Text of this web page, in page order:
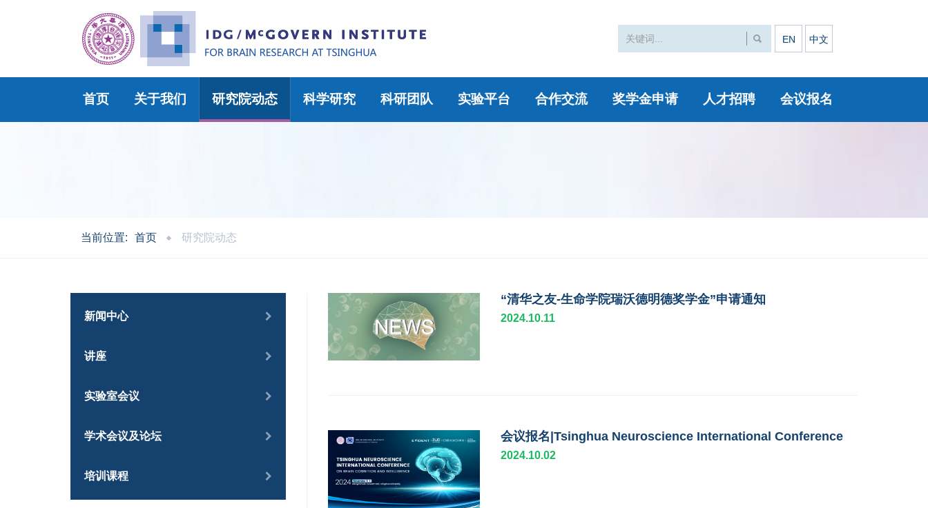
EN 中文
首页 关于我们 研究院动态 科学研究 科研团队 实验平台 合作交流 奖学金申请 人才招聘 会议报名
当前位置: 首页 研究院动态
新闻中心
讲座
实验室会议
学术会议及论坛
培训课程
“清华之友-生命学院瑞沃德明德奖学金”申请通知
2024.10.11
会议报名|Tsinghua Neuroscience International Conference
2024.10.02